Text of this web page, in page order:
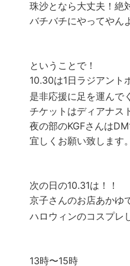
珠沙となら大丈夫！絶
バチバチにやってやん
ということで！
10.30は1日ラジアント
是非応援に足を運んで
チケットはディアナス
夜の部のKGFさんは
宜しくお願い致します。
次の日の10.31は！！
京子さんのお店あかゆ
ハロウィンのコスプレ
13時〜15時